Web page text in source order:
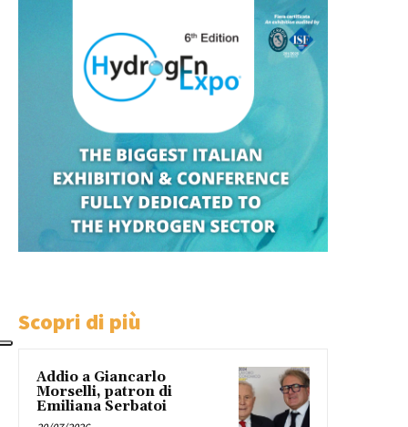
Scopri di più
Addio a Giancarlo
Morselli, patron di
Emiliana Serbatoi